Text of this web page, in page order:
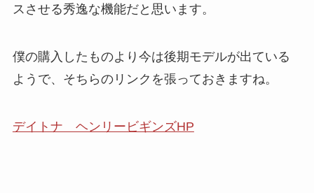
スさせる秀逸な機能だと思います。
僕の購入したものより今は後期モデルが出ている
ようで、そちらのリンクを張っておきますね。
デイトナ ヘンリービギンズHP